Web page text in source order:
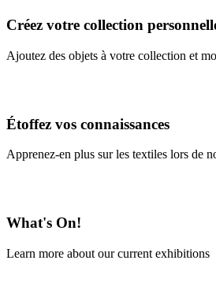
Créez votre collection
Ajoutez des objets à votre collection et
Étoffez vos connaissances
Apprenez-en plus sur les textiles lors de
What's On!
Learn more about our current exhibitions